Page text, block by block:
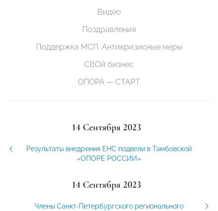
Видео
Поздравления
Поддержка МСП. Антикризисные меры
СВОй бизнес
ОПОРА — СТАРТ
14 Сентября 2023
Результаты внедрения ЕНС подвели в Тамбовской
«ОПОРЕ РОССИИ»
14 Сентября 2023
Члены Санкт-Петербургского регионального